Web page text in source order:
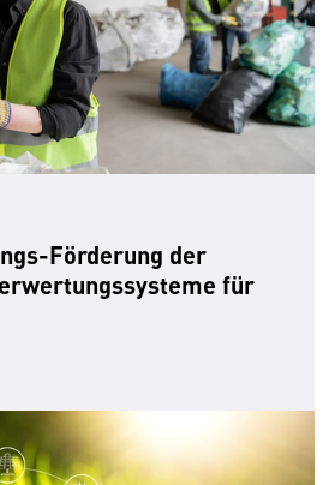
Förderung der
für